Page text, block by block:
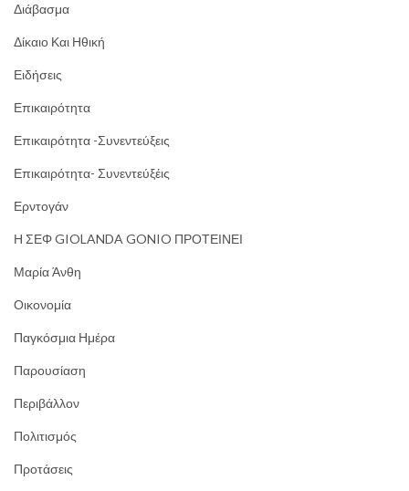
Διάβασμα
Δίκαιο Και Ηθική
Ειδήσεις
Επικαιρότητα
Επικαιρότητα -Συνεντεύξεις
Επικαιρότητα- Συνεντεύξέις
Ερντογάν
Η ΣΕΦ GIOLANDA GONIO ΠΡΟΤΕΙΝΕΙ
Μαρία Άνθη
Οικονομία
Παγκόσμια Ημέρα
Παρουσίαση
Περιβάλλον
Πολιτισμός
Προτάσεις